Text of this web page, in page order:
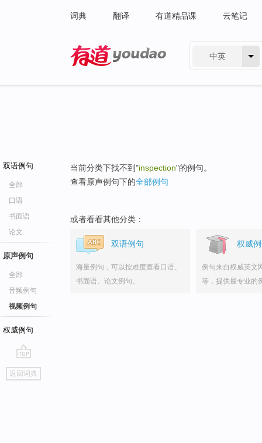
词典 翻译 有道精品课 云笔记
中英
双语例句
全部
口语
书面语
论文
原声例句
全部
音频例句
视频例句
权威例句
go
top
返回词典
当前分类下找不到"inspection"的例句。
查看原声例句下的全部例句
或者看看其他分类：
双语例句
海量例句，可以按难度查看口语、
书面语、论文例句。
权威
例句来自权威英文
等，提供最专业的